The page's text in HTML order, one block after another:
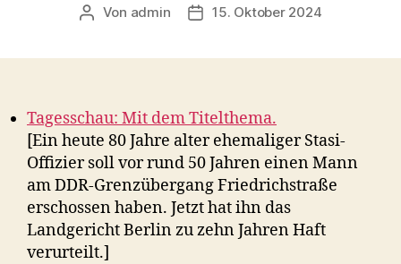
Beitragsautor
Von admin Veröffentlichungsdatum
15. Oktober 2024
Tagesschau: Mit dem Titelthema.
[Ein heute 80 Jahre alter ehemaliger Stasi-
Offizier soll vor rund 50 Jahren einen Mann
am DDR-Grenzübergang Friedrichstraße
erschossen haben. Jetzt hat ihn das
Landgericht Berlin zu zehn Jahren Haft
verurteilt.]